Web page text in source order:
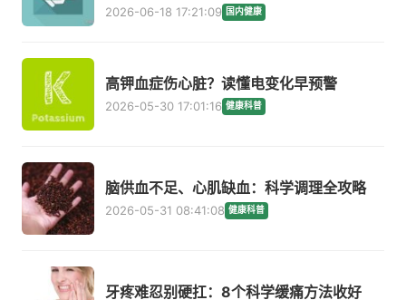
2026-06-18 17:21:09 国内健康
高钾血症伤心脏？读懂电变化早预警
2026-05-30 17:01:16 健康科普
脑供血不足、心肌缺血：科学调理全攻略
2026-05-31 08:41:08 健康科普
牙疼难忍别硬扛：8个科学缓痛方法收好